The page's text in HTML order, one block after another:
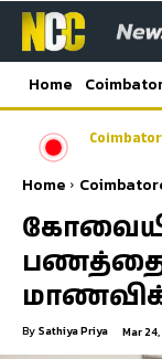
Home
Home
பணத்தை
By Sathiya Priya Mar